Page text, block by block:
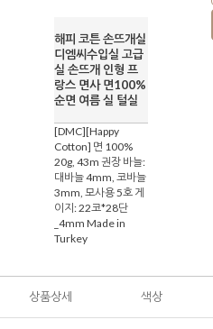
해피 코튼 손뜨개실
디엠씨수입실 고급
실 손뜨개 인형 프
랑스 면사 면100%
순면 여름 실 털실
[DMC][Happy
Cotton] 면 100%
20g, 43m 권장 바늘:
대바늘 4mm, 코바늘
3mm, 모사용 5호 게
이지: 22코*28단
_4mm Made in
Turkey
상품상세 색상